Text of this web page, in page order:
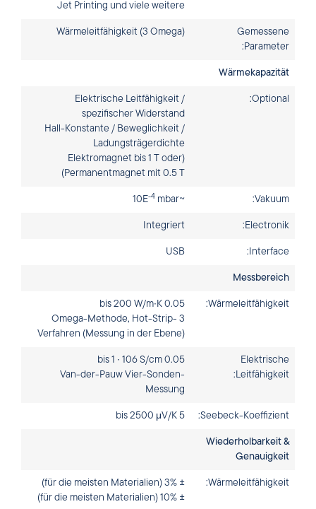
Jet Printing und viele weitere
Gemessene
Parameter:
Wärmeleitfähigkeit (3 Omega)
Wärmekapazität
Optional:
Elektrische Leitfähigkeit /
spezifischer Widerstand
Hall-Konstante / Beweglichkeit /
Ladungsträgerdichte
(Elektromagnet bis 1 T oder
Permanentmagnet mit 0.5 T)
Vakuum:
~10E
-4 mbar
Electronik:
Integriert
Interface:
USB
Messbereich
Wärmeleitfähigkeit:
0.05 bis 200 W/m∙K
3 Omega-Methode, Hot-Strip-
Verfahren (Messung in der Ebene)
Elektrische
Leitfähigkeit:
0.05 bis 1 ∙ 106 S/cm
Van-der-Pauw Vier-Sonden-
Messung
Seebeck-Koeffizient:
5 bis 2500 μV/K
Wiederholbarkeit &
Genauigkeit
Wärmeleitfähigkeit:
± 3% (für die meisten Materialien)
± 10% (für die meisten Materialien)